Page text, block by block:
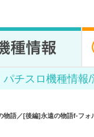
パチスロ機種情報
語／[後編]永遠の物語f-フォ